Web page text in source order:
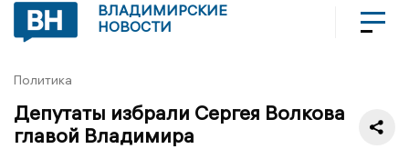
ВЛАДИМИРСКИЕ
НОВОСТИ
Политика
Депутаты избрали Сергея Волкова
главой Владимира